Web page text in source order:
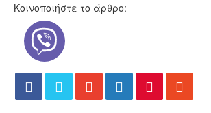
Κοινοποιήστε το άρθρο: